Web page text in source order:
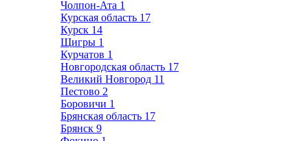
Чолпон-Ата 1
Курская область 17
Курск 14
Щигры 1
Курчатов 1
Новгородская область 17
Великий Новгород 11
Пестово 2
Боровичи 1
Брянская область 17
Брянск 9